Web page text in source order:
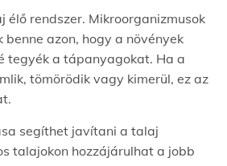
élő rendszer. Mikroorganizmusok
azon, hogy a növények
tegyék a tápanyagokat. Ha a
tömörödik vagy kimerül, ez az
segíthet javítani a talaj
talajokon hozzájárulhat a jobb